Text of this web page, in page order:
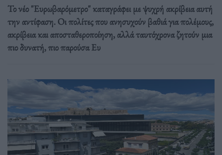
Το νέο "Ευρωβαρόμετρο" καταγράφει με ψυχρή ακρίβεια αυτή
την αντίφαση. Oι πολίτες που ανησυχούν βαθιά για πολέμους,
ακρίβεια και αποσταθεροποίηση, αλλά ταυτόχρονα ζητούν μια
πιο δυνατή, πιο παρούσα Ευ